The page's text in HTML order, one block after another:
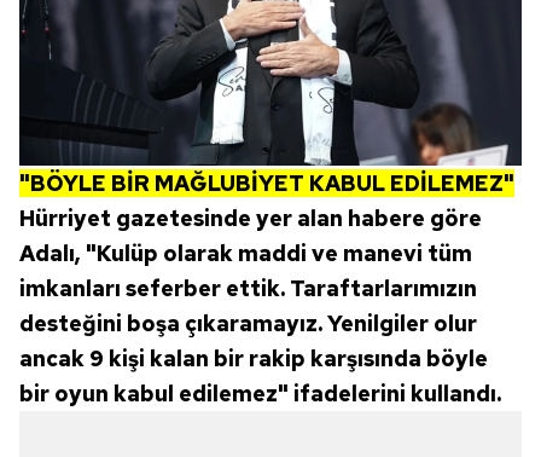
"BÖYLE BİR MAĞLUBİYET KABUL EDİLEMEZ"
Hürriyet gazetesinde yer alan habere göre
Adalı, "Kulüp olarak maddi ve manevi tüm
imkanları seferber ettik. Taraftarlarımızın
desteğini boşa çıkaramayız. Yenilgiler olur
ancak 9 kişi kalan bir rakip karşısında böyle
bir oyun kabul edilemez" ifadelerini kullandı.